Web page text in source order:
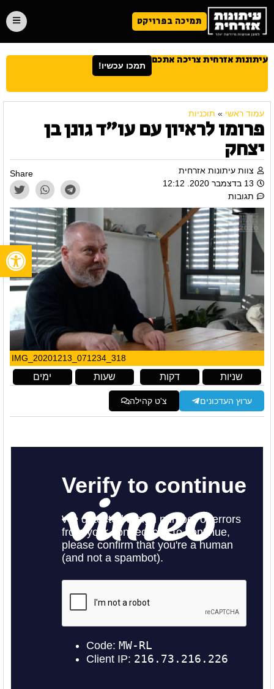
תמיכה בפרויקט
עיתונות אזרחית צריכה אתכם תמכו עכשיו!
עמוד ראשי » תוכניות
פרומו לראיון עם עו"ד גונן בן
יצחק
צוות עיתונות אזרחית
13 בדצמבר 2020. 12:12
תגובות
Share
IMG_20201213_071234_318
ימים שעות דקות שניות
ערוץ העדכונים צ'ט קהילה